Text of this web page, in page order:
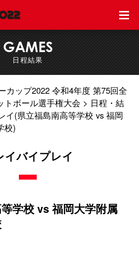
GAMES
日程結果
カップ2022 令和4年度 第75回全
トボール選手権大会
日程・結
イ(県立福島南高等学校 vs 福岡
校)
イバイプレイ
学校 vs 福岡大学附属